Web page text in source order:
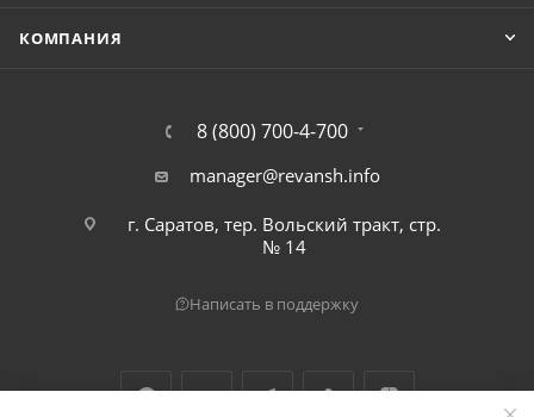
КОМПАНИЯ
8 (800) 700-4-700
manager@revansh.info
г. Саратов, тер. Вольский тракт, стр.
№ 14
Написать в поддержку